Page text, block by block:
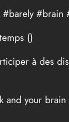
#brain
()
à des
your